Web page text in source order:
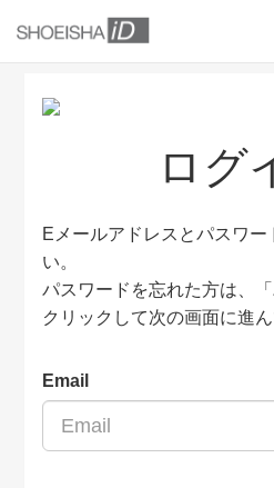
ログ
Eメールアドレスとパスワー
い。
パスワードを忘れた方は、
クリックして次の画面に進ん
Email